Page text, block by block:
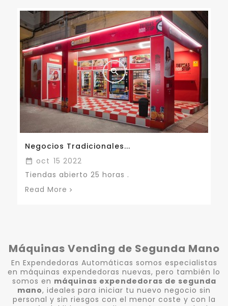
Japón, Paraíso Del...
sep 28 2018
Conoce las razones por la que Japón es el país
Máquinas Vending de Segunda Mano
En Expendedoras Automáticas somos especialistas
en máquinas expendedoras nuevas, pero también lo
somos en máquinas expendedoras de segunda
mano, ideales para iniciar tu nuevo negocio sin
personal y sin riesgos con el menor coste y con la